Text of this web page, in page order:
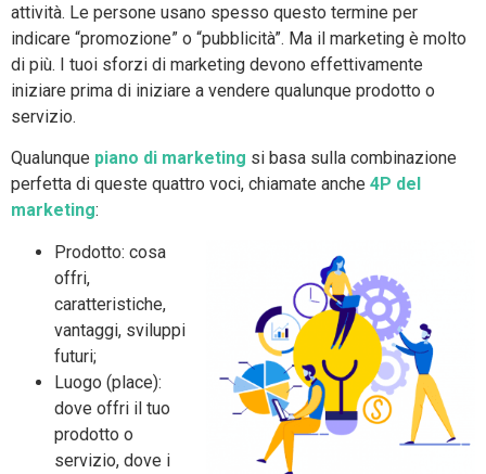
attività. Le persone usano spesso questo termine per
indicare “promozione” o “pubblicità”. Ma il marketing è molto
di più. I tuoi sforzi di marketing devono effettivamente
iniziare prima di iniziare a vendere qualunque prodotto o
servizio.
Qualunque piano di marketing si basa sulla combinazione
perfetta di queste quattro voci, chiamate anche 4P del
marketing:
Prodotto: cosa
offri,
caratteristiche,
vantaggi, sviluppi
futuri;
Luogo (place):
dove offri il tuo
prodotto o
servizio, dove i